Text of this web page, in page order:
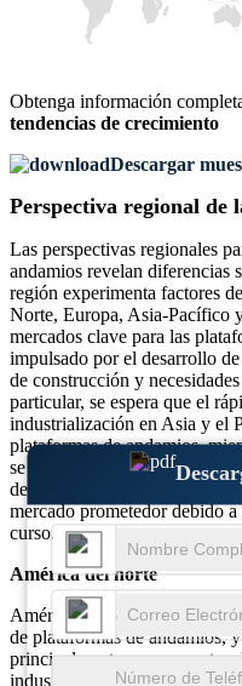
Obtenga información
tendencias de crecimiento
Descargar
Perspectiva regional de
Las perspectivas regionales
andamios revelan diferencias
región experimenta factores
Norte, Europa, Asia-Pacífico
mercados clave para las
impulsado por el desarrollo
de construcción y
particular, se espera que el
industrialización en Asia y el
plataformas de andamios,
se centran en los avances
de alta calidad. Oriente
mercado prometedor debido
curso.
América del norte
América del Norte posee una
de plataformas de andamios,
principalmente por proyectos
industrial y infraestructura. La